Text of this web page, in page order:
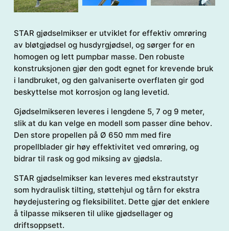
STAR gjødselmikser er utviklet for effektiv omrøring
av bløtgjødsel og husdyrgjødsel, og sørger for en
homogen og lett pumpbar masse. Den robuste
konstruksjonen gjør den godt egnet for krevende bruk
i landbruket, og den galvaniserte overflaten gir god
beskyttelse mot korrosjon og lang levetid.
Gjødselmikseren leveres i lengdene 5, 7 og 9 meter,
slik at du kan velge en modell som passer dine behov.
Den store propellen på Ø 650 mm med fire
propellblader gir høy effektivitet ved omrøring, og
bidrar til rask og god miksing av gjødsla.
STAR gjødselmikser kan leveres med ekstrautstyr
som hydraulisk tilting, støttehjul og tårn for ekstra
høydejustering og fleksibilitet. Dette gjør det enklere
å tilpasse mikseren til ulike gjødsellager og
driftsoppsett.